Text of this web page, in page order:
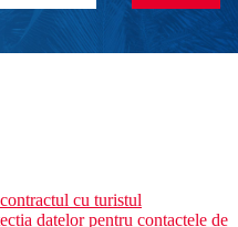
cu turistul
datelor pentru contactele de